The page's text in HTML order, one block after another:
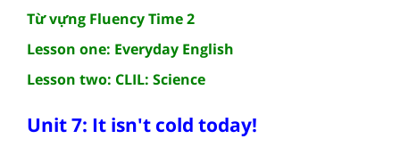
Từ vựng Fluency Time 2
Lesson one: Everyday English
Lesson two: CLIL: Science
Unit 7: It isn't cold today!